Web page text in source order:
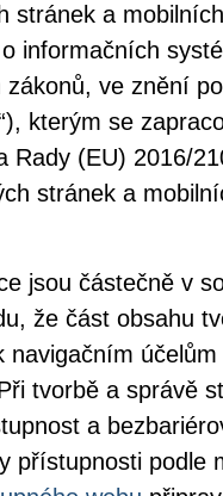
stránek a
informačních
ve znění
kterým se
Rady (EU) 2016/
stránek a
jsou částečně v
že část obsahu
navigačním
tvorbě a správě
a
přístupnosti podle